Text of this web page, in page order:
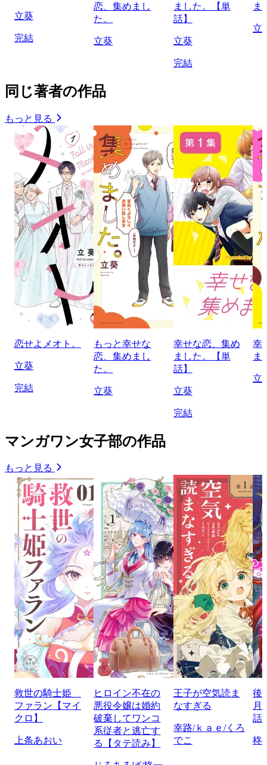
立葵
完結
恋、集めまし
た。
立葵
ました。【単
話】
立葵
完結
ま
立
同じ著者の作品
もっと見る
恋せよメオト。
立葵
完結
もっと幸せな
恋、集めまし
た。
立葵
幸せな恋、集め
ました。【単
話】
立葵
完結
幸
ま
立
マンガワン女子部の作品
もっと見る
救世の騎士姫
ファラン【マイ
クロ】
上条あおい
ヒロイン不在の
悪役令嬢は婚約
破棄してワンコ
系従者と逃亡す
る【タテ読み】
王子が空気読ま
なすぎる
幸路/ｋａｅ/くろ
でこ
後
月
話
柊